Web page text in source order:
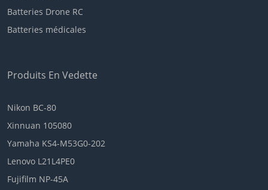
Batteries Drone RC
Batteries médicales
Produits En Vedette
Nikon BC-80
Xinnuan 105080
Yamaha KS4-M53G0-202
Lenovo L21L4PE0
Fujifilm NP-45A